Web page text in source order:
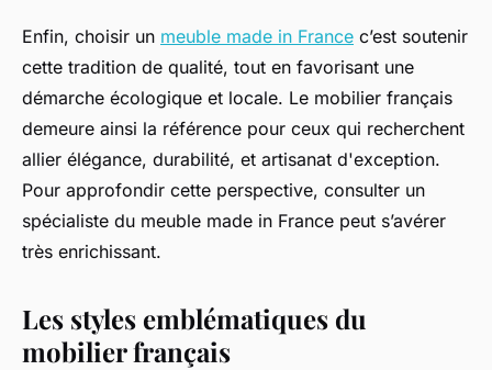
Enfin, choisir un meuble made in France c’est soutenir
cette tradition de qualité, tout en favorisant une
démarche écologique et locale. Le mobilier français
demeure ainsi la référence pour ceux qui recherchent
allier élégance, durabilité, et artisanat d'exception.
Pour approfondir cette perspective, consulter un
spécialiste du meuble made in France peut s’avérer
très enrichissant.
Les styles emblématiques du
mobilier français